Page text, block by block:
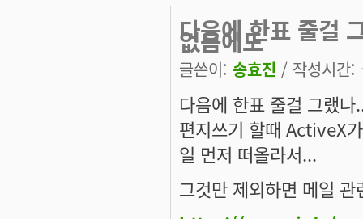
다음에 한표 줄걸
없음에도
글쓴이: 송효진 / 작성시간
다음에 한표 줄걸 그랬나
편지쓰기 할때 ActiveX
일 먼저 떠올라서...
그것만 제외하면 메일